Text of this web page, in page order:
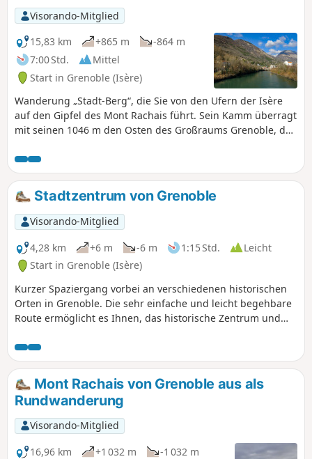
Visorando-Mitglied
15,83 km
+865 m
-864 m
7:00 Std.
Mittel
Start in Grenoble (Isère)
Wanderung „Stadt-Berg“, die Sie von den Ufern der Isère
auf den Gipfel des Mont Rachais führt. Sein Kamm überragt
mit seinen 1046 m den Osten des Großraums Grenoble, das
besteht die Möglichkeit, die Befestigungsanlagen der
Bastille und das Denkmal für die Gebirgstruppen am Mont
Jalla zu besichtigen. Keine besonderen Schwierigkeiten
(abgesehen vom kumulierten Höhenunterschied von etwa
900 m), und da dieser Hang gut exponiert ist, kann die
Route auch im Winter begangen werden, da der Schnee
dort sehr schnell schmilzt.
Stadtzentrum von Grenoble
Visorando-Mitglied
4,28 km
+6 m -6 m 1:15 Std.
Leicht
Start in Grenoble (Isère)
Kurzer Spaziergang vorbei an verschiedenen historischen
Orten in Grenoble. Die sehr einfache und leicht begehbare
Route ermöglicht es Ihnen, das historische Zentrum und
entlang der Route zahlreiche Cafés gibt, sollten Sie mehr
Zeit einplanen, als Sie zu Fuß benötigen würden.
Mont Rachais von Grenoble aus als
Rundwanderung
Visorando-Mitglied
16,96 km
+1 032 m
-1 032 m